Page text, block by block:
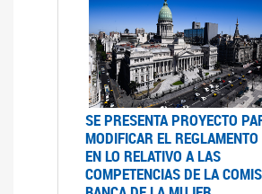
SE PRESENTA PROYECTO
MODIFICAR EL
EN LO RELATIVO A LAS
COMPETENCIAS DE LA